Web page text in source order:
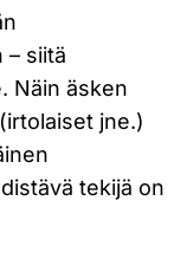
– siitä
Näin äsken
jne.)
tekijä on